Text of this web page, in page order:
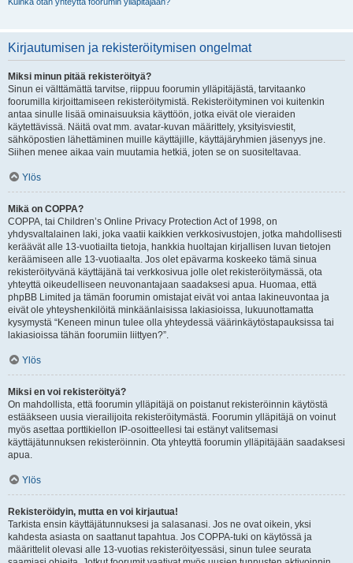
Kirjautumisen ja rekisteröitymisen ongelmat
Miksi minun pitää rekisteröityä?
Sinun ei välttämättä tarvitse, riippuu foorumin ylläpitäjästä, tarvitaanko
foorumilla kirjoittamiseen rekisteröitymistä. Rekisteröityminen voi kuitenkin
antaa sinulle lisää ominaisuuksia käyttöön, jotka eivät ole vieraiden
käytettävissä. Näitä ovat mm. avatar-kuvan määrittely, yksityisviestit,
sähköpostien lähettäminen muille käyttäjille, käyttäjäryhmien jäsenyys jne.
Siihen menee aikaa vain muutamia hetkiä, joten se on suositeltavaa.
Ylös
Mikä on COPPA?
COPPA, tai Children’s Online Privacy Protection Act of 1998, on
yhdysvaltalainen laki, joka vaatii kaikkien verkkosivustojen, jotka mahdollisesti
keräävät alle 13-vuotiailta tietoja, hankkia huoltajan kirjallisen luvan tietojen
keräämiseen alle 13-vuotiaalta. Jos olet epävarma koskeeko tämä sinua
rekisteröityvänä käyttäjänä tai verkkosivua jolle olet rekisteröitymässä, ota
yhteyttä oikeudelliseen neuvonantajaan saadaksesi apua. Huomaa, että
phpBB Limited ja tämän foorumin omistajat eivät voi antaa lakineuvontaa ja
eivät ole yhteyshenkilöitä minkäänlaisissa lakiasioissa, lukuunottamatta
kysymystä “Keneen minun tulee olla yhteydessä väärinkäytöstapauksissa tai
lakiasioissa tähän foorumiin liittyen?”.
Ylös
Miksi en voi rekisteröityä?
On mahdollista, että foorumin ylläpitäjä on poistanut rekisteröinnin käytöstä
estääkseen uusia vierailijoita rekisteröitymästä. Foorumin ylläpitäjä on voinut
myös asettaa porttikiellon IP-osoitteellesi tai estänyt valitsemasi
käyttäjätunnuksen rekisteröinnin. Ota yhteyttä foorumin ylläpitäjään saadaksesi
apua.
Ylös
Rekisteröidyin, mutta en voi kirjautua!
Tarkista ensin käyttäjätunnuksesi ja salasanasi. Jos ne ovat oikein, yksi
kahdesta asiasta on saattanut tapahtua. Jos COPPA-tuki on käytössä ja
määrittelit olevasi alle 13-vuotias rekisteröityessäsi, sinun tulee seurata